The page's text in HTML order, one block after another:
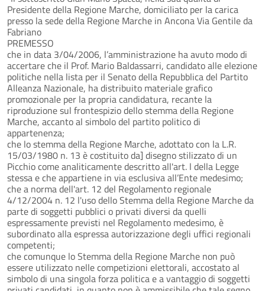
Presidente della Regione Marche, domiciliato per la carica
presso la sede della Regione Marche in Ancona Via Gentile da
Fabriano
PREMESSO
che in data 3/04/2006, l’amministrazione ha avuto modo di
accertare che il Prof. Mario Baldassarri, candidato alle elezione
politiche nella lista per il Senato della Repubblica del Partito
Alleanza Nazionale, ha distribuito materiale grafico
promozionale per la propria candidatura, recante la
riproduzione sul frontespizio dello stemma della Regione
Marche, accanto al simbolo del partito politico di
appartenenza;
che lo stemma della Regione Marche, adottato con la L.R.
15/03/1980 n. 13 è costituito da] disegno stilizzato di un
Picchio come analiticamente descritto all'art. l della Legge
stessa e che appartiene in via esclusiva all’Ente medesimo;
che a norma dell'art. 12 del Regolamento regionale
4/12/2004 n. 12 l'uso dello Stemma della Regione Marche da
parte di soggetti pubblici o privati diversi da quelli
espressamente previsti nel Regolamento medesimo, è
subordinato alla espressa autorizzazione degli uffici regionali
competenti;
che comunque lo Stemma della Regione Marche non può
essere utilizzato nelle competizioni elettorali, accostato al
simbolo di una singola forza politica e a vantaggio di soggetti